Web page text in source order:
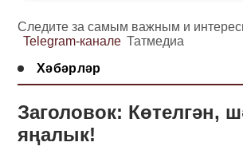
Следите за самым важным и
Telegram-канале Татмедиа
Хәбәрләр
Заголовок: Көтелгән,
яңалык!